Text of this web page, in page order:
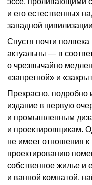
и его естественных
западной
Спустя почти
актуальны — в
о чрезвычайно
«запретной» и
Прекрасно, подробно
издание в первую
и промышленным
и проектировщикам.
не имеет отношения
проектированию
собственное жилье и
и ванной комнатой,